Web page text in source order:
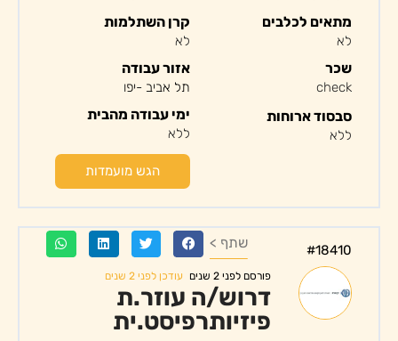
מתאים לכלבים
לא
קרן השתלמות
לא
שכר
check
סבסוד ארוחות
ללא
אזור עבודה
תל אביב -יפו
ימי עבודה מהבית
ללא
הגש מועמדות
#18410 שתף >
פורסם לפני 2 שנים עודכן לפני 2 שנים
דרוש/ה עוזר.ת
פיזיותרפיסט.ית